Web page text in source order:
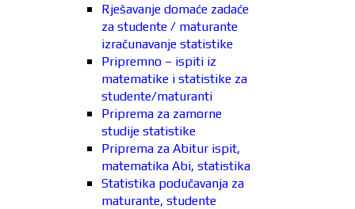
Rješavanje domaće zadaće
za studente / maturante
izračunavanje statistike
Pripremno – ispiti iz
matematike i statistike za
studente/maturanti
Priprema za zamorne
studije statistike
Priprema za Abitur ispit,
matematika Abi, statistika
Statistika podučavanja za
maturante, studente